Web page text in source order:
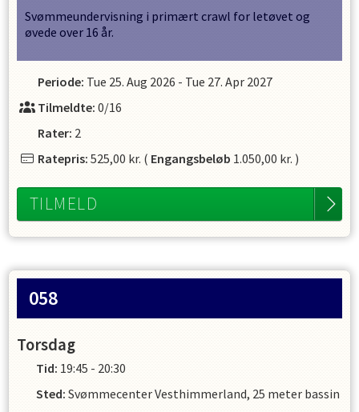
Svømmeundervisning i primært crawl for letøvet og
øvede over 16 år.
Periode: Tue 25. Aug 2026 - Tue 27. Apr 2027
Tilmeldte: 0/16
Rater: 2
Ratepris: 525,00 kr. ( Engangsbeløb 1.050,00 kr. )
TILMELD
058
Torsdag
Tid: 19:45 - 20:30
Sted: Svømmecenter Vesthimmerland, 25 meter bassin